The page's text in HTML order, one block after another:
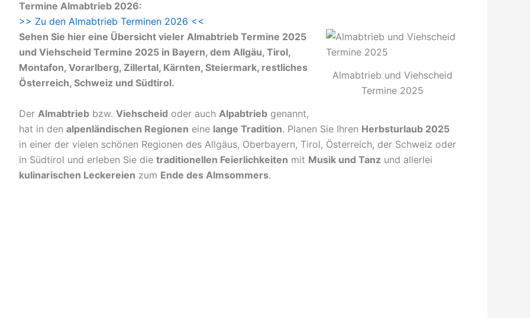
Termine Almabtrieb 2026:
>> Zu den Almabtrieb Terminen 2026 <<
Almabtrieb und Viehscheid
Termine 2025
Sehen Sie hier eine Übersicht vieler Almabtrieb Termine 2025
und Viehscheid Termine 2025 in Bayern, dem Allgäu, Tirol,
Montafon, Vorarlberg, Zillertal, Kärnten, Steiermark, restliches
Österreich, Schweiz und Südtirol.
Der Almabtrieb bzw. Viehscheid oder auch Alpabtrieb genannt,
hat in den alpenländischen Regionen eine lange Tradition. Planen Sie Ihren Herbsturlaub 2025
in einer der vielen schönen Regionen des Allgäus, Oberbayern, Tirol, Österreich, der Schweiz oder
in Südtirol und erleben Sie die traditionellen Feierlichkeiten mit Musik und Tanz und allerlei
kulinarischen Leckereien zum Ende des Almsommers.